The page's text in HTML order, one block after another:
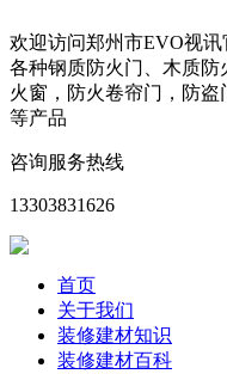
欢迎访问郑州市EVO视
各种钢质防火门、木质
火窗，防火卷帘门，防
等产品
咨询服务热线
13303831626
首页
关于我们
装修建材知识
装修建材百科